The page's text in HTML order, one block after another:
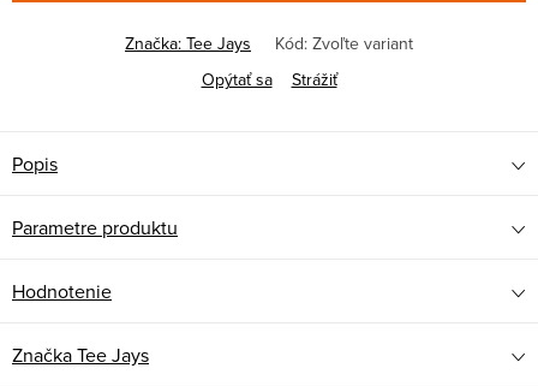
Značka: Tee Jays Kód: Zvoľte variant
Opýtať sa
Strážiť
Popis
Parametre produktu
Hodnotenie
ZnačkaTee Jays